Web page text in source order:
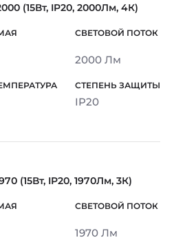
(15Вт, IP20, 2000Лм, 4К)
2000 Лм
IP20
(15Вт, IP20, 1970Лм, 3К)
1970 Лм